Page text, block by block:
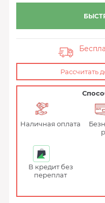
Рассчитать
Наличная оплата
В кредит без
переплат